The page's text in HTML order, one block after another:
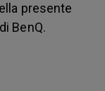
presente
BenQ.